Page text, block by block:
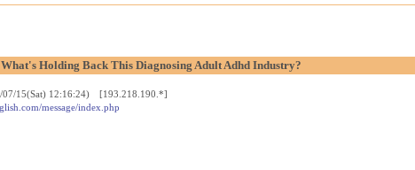
What's Holding Back This Diagnosing Adult Adhd Industry?
07/15(Sat) 12:16:24) [193.218.190.*]
message/index.php